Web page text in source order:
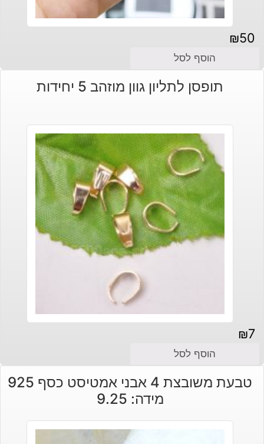
₪50
הוסף לסל
תופסן לתליון גוון מוזהב 5 יחידות
₪7
הוסף לסל
טבעת משובצת 4 אבני אמטיסט כסף 925
מידה: 9.25